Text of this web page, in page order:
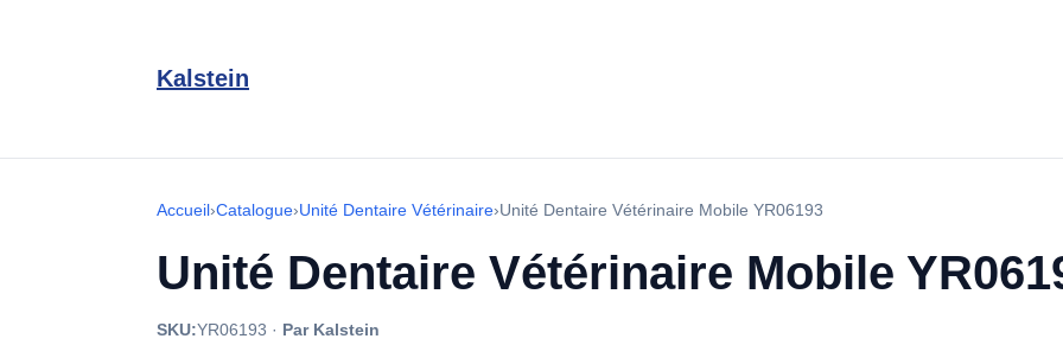
Kalstein
Accueil›Catalogue›Unité Dentaire Vétérinaire›Unité Dentaire Vétérinaire Mobile YR06193
Unité Dentaire Vétérinaire Mobile
SKU:YR06193 · Par Kalstein